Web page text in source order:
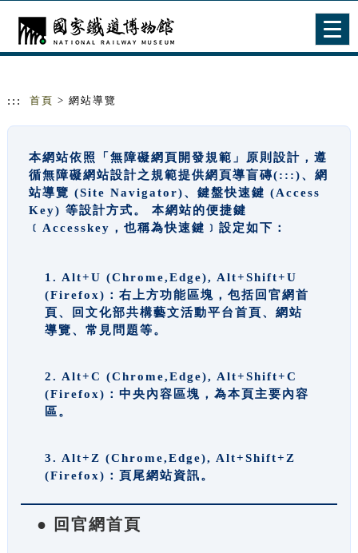
::: 首頁 > 網站導覽
本網站依照「無障礙網頁開發規範」原則設計，遵
循無障礙網站設計之規範提供網頁導盲磚(:::)、網
站導覽 (Site Navigator)、鍵盤快速鍵 (Access
Key) 等設計方式。 本網站的便捷鍵
﹝Accesskey，也稱為快速鍵﹞設定如下：
1. Alt+U (Chrome,Edge), Alt+Shift+U
(Firefox)：右上方功能區塊，包括回官網首
頁、回文化部共構藝文活動平台首頁、網站
導覽、常見問題等。
2. Alt+C (Chrome,Edge), Alt+Shift+C
(Firefox)：中央內容區塊，為本頁主要內容
區。
3. Alt+Z (Chrome,Edge), Alt+Shift+Z
(Firefox)：頁尾網站資訊。
● 回官網首頁